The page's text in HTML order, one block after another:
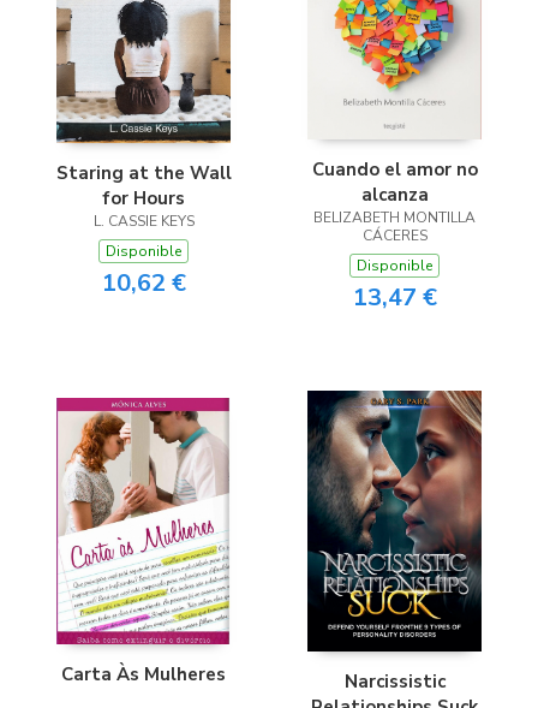
Staring at the Wall
for Hours
L. CASSIE KEYS
Disponible
10,62 €
Cuando el amor no
alcanza
BELIZABETH MONTILLA
CÁCERES
Disponible
13,47 €
Carta Às Mulheres
Narcissistic